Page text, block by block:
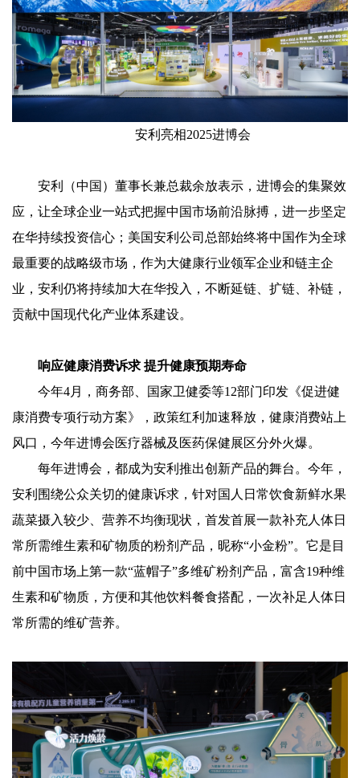
安利亮相2025进博会
安利（中国）董事长兼总裁余放表示，进博会的集聚效
应，让全球企业一站式把握中国市场前沿脉搏，进一步坚定
在华持续投资信心；美国安利公司总部始终将中国作为全球
最重要的战略级市场，作为大健康行业领军企业和链主企
业，安利仍将持续加大在华投入，不断延链、扩链、补链，
贡献中国现代化产业体系建设。
响应健康消费诉求 提升健康预期寿命
今年4月，商务部、国家卫健委等12部门印发《促进健
康消费专项行动方案》，政策红利加速释放，健康消费站上
风口，今年进博会医疗器械及医药保健展区分外火爆。
每年进博会，都成为安利推出创新产品的舞台。今年，
安利围绕公众关切的健康诉求，针对国人日常饮食新鲜水果
蔬菜摄入较少、营养不均衡现状，首发首展一款补充人体日
常所需维生素和矿物质的粉剂产品，昵称“小金粉”。它是目
前中国市场上第一款“蓝帽子”多维矿粉剂产品，富含19种维
生素和矿物质，方便和其他饮料餐食搭配，一次补足人体日
常所需的维矿营养。